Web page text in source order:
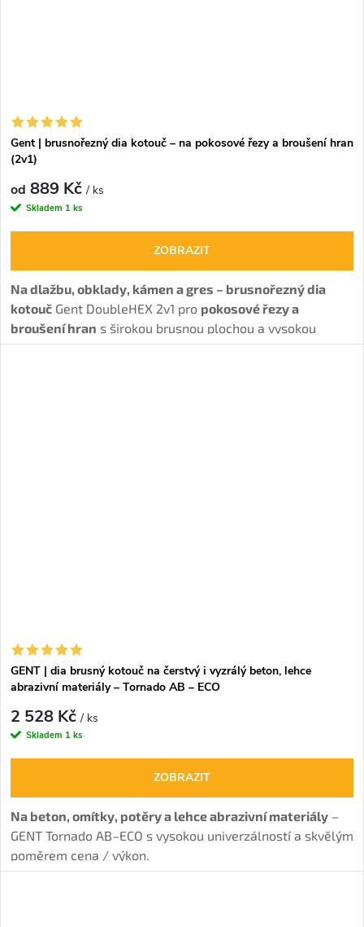
Gent | brusnořezný dia kotouč – na pokosové řezy a broušení hran
(2v1)
od 889 Kč/ ks
Skladem 1 ks
ZOBRAZIT
Na dlažbu, obklady, kámen a gres – brusnořezný dia
kotouč Gent DoubleHEX 2v1 pro pokosové řezy a
broušení hran s širokou brusnou plochou a vysokou
stabilitou.
GENT | dia brusný kotouč na čerstvý i vyzrálý beton, lehce
abrazivní materiály – Tornado AB – ECO
2 528 Kč/ ks
Skladem 1 ks
ZOBRAZIT
Na beton, omítky, potěry a lehce abrazivní materiály –
GENT Tornado AB–ECO s vysokou univerzálností a skvělým
poměrem cena / výkon.